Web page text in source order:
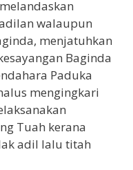
walaupun
menjatuhkan
Baginda
Paduka
mengingkari
Tuah kerana
adil lalu titah